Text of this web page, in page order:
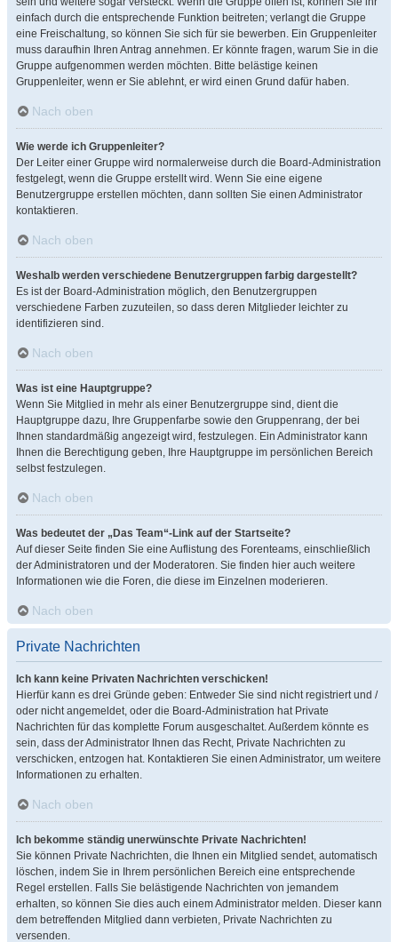
einfach durch die entsprechende Funktion beitreten; verlangt die Gruppe
eine Freischaltung, so können Sie sich für sie bewerben. Ein Gruppenleiter
muss daraufhin Ihren Antrag annehmen. Er könnte fragen, warum Sie in die
Gruppe aufgenommen werden möchten. Bitte belästige keinen
Gruppenleiter, wenn er Sie ablehnt, er wird einen Grund dafür haben.
Nach oben
Wie werde ich Gruppenleiter?
Der Leiter einer Gruppe wird normalerweise durch die Board-Administration
festgelegt, wenn die Gruppe erstellt wird. Wenn Sie eine eigene
Benutzergruppe erstellen möchten, dann sollten Sie einen Administrator
kontaktieren.
Nach oben
Weshalb werden verschiedene Benutzergruppen farbig dargestellt?
Es ist der Board-Administration möglich, den Benutzergruppen
verschiedene Farben zuzuteilen, so dass deren Mitglieder leichter zu
identifizieren sind.
Nach oben
Was ist eine Hauptgruppe?
Wenn Sie Mitglied in mehr als einer Benutzergruppe sind, dient die
Hauptgruppe dazu, Ihre Gruppenfarbe sowie den Gruppenrang, der bei
Ihnen standardmäßig angezeigt wird, festzulegen. Ein Administrator kann
Ihnen die Berechtigung geben, Ihre Hauptgruppe im persönlichen Bereich
selbst festzulegen.
Nach oben
Was bedeutet der „Das Team“-Link auf der Startseite?
Auf dieser Seite finden Sie eine Auflistung des Forenteams, einschließlich
der Administratoren und der Moderatoren. Sie finden hier auch weitere
Informationen wie die Foren, die diese im Einzelnen moderieren.
Nach oben
Private Nachrichten
Ich kann keine Privaten Nachrichten verschicken!
Hierfür kann es drei Gründe geben: Entweder Sie sind nicht registriert und /
oder nicht angemeldet, oder die Board-Administration hat Private
Nachrichten für das komplette Forum ausgeschaltet. Außerdem könnte es
sein, dass der Administrator Ihnen das Recht, Private Nachrichten zu
verschicken, entzogen hat. Kontaktieren Sie einen Administrator, um weitere
Informationen zu erhalten.
Nach oben
Ich bekomme ständig unerwünschte Private Nachrichten!
Sie können Private Nachrichten, die Ihnen ein Mitglied sendet, automatisch
löschen, indem Sie in Ihrem persönlichen Bereich eine entsprechende
Regel erstellen. Falls Sie belästigende Nachrichten von jemandem
erhalten, so können Sie dies auch einem Administrator melden. Dieser kann
dem betreffenden Mitglied dann verbieten, Private Nachrichten zu
versenden.